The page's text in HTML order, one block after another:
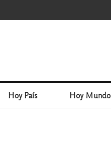
Hoy País Hoy Mundo